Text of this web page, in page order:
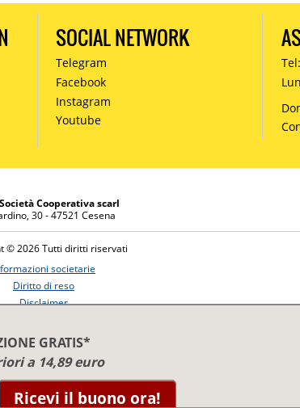
GRATIS*
a 14,89 euro
Ricevi il buono ora!
SOCIAL NETWORK
Telegram
Facebook
Instagram
Youtube
Cooperativa scarl
30 - 47521 Cesena
© 2026 Tutti diritti riservati
societarie
Diritto di reso
Disclaimer
e conoscenza dal 1987